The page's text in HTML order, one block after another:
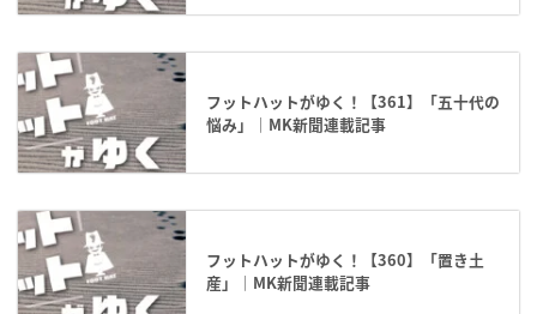
フットハットがゆく！【361】「五十代の
悩み」｜MK新聞連載記事
フットハットがゆく！【360】「置き土
産」｜MK新聞連載記事